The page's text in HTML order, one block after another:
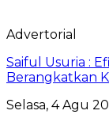
Advertorial
Saiful Usuria :
Berangkatkan
Selasa, 4 Agu